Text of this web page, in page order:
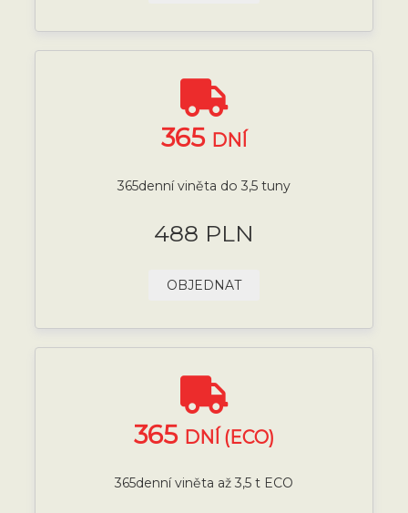
365 DNÍ
365denní viněta do 3,5 tuny
488 PLN
OBJEDNAT
365 DNÍ (ECO)
365denní viněta až 3,5 t ECO